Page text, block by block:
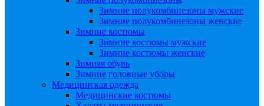
Зимние полукомбинезоны мужские
Зимние полукомбинезоны женские
Зимние костюмы
Зимние костюмы мужские
Зимние костюмы женские
Зимняя обувь
Зимние головные уборы
Медицинская одежда
Медицинские костюмы